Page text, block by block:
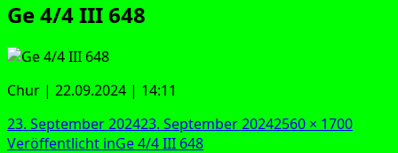
Ge 4/4 III 648
Chur | 22.09.2024 | 14:11
Veröffentlicht
am
23. September 202423. September 2024Originalgröße
2560 × 1700
Veröffentlicht inGe 4/4 III 648